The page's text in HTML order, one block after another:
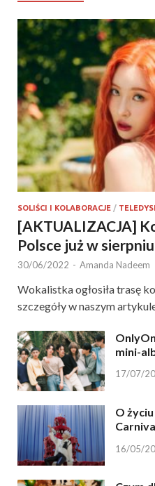
SOLIŚCI I KOLABORACJE /
[AKTUALIZACJA]
Polsce już w sierpniu
30/06/2022 - Amanda Nadeem
Wokalistka ogłosiła trasę
szczegóły w naszym
mini-
17/07/
O
16/05/